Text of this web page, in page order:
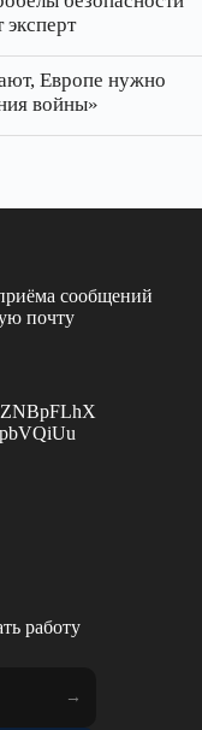
эксперт
Европе нужно
войны»
сообщений
почту
работу